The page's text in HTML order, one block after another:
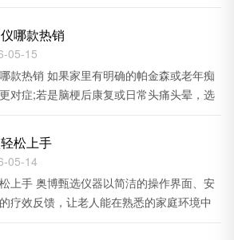
哪款热销
05-15
款热销 如果家里有明确的帕金森或老年痴
对症;若是脑梗后康复或日常头痛头晕，选
松上手
05-14
上手 奥博甄选仪器以简洁的操作界面、安
疗效反馈，让老人能在熟悉的家庭环境中